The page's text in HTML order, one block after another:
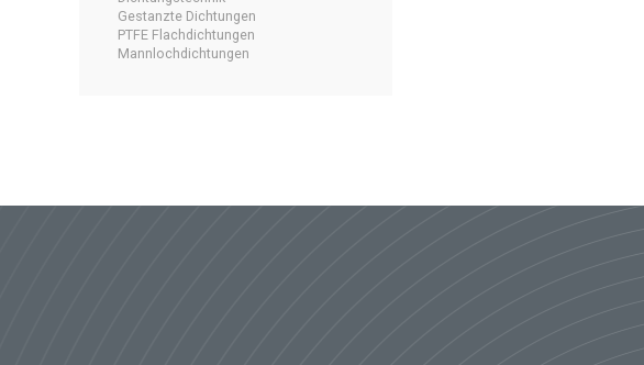
Gestanzte Dichtungen
PTFE Flachdichtungen
Mannlochdichtungen